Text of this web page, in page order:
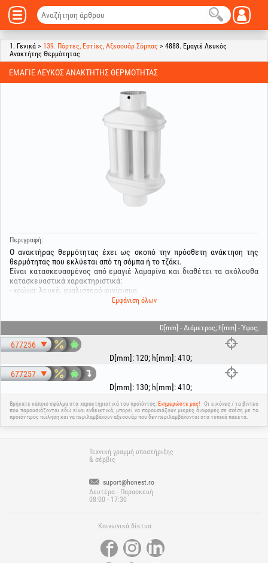
1. Γενικά > 139. Πόρτες, Εστίες, Αξεσουάρ Σόμπας > 4888. Εμαγιέ Λευκός
Ανακτήτης Θερμότητας
ΕΜΑΓΙΈ ΛΕΥΚΌΣ ΑΝΑΚΤΉΤΗΣ ΘΕΡΜΌΤΗΤΑΣ
Περιγραφή:
Ο ανακτήρας θερμότητας έχει ως σκοπό την πρόσθετη ανάκτηση της
θερμότητας που εκλύεται από τη σόμπα ή το τζάκι.
Είναι κατασκευασμένος από εμαγιέ λαμαρίνα και διαθέτει τα ακόλουθα
κατασκευαστικά χαρακτηριστικά:
- χρώμα: λευκό, γυαλιστερό φινίρισμα
- πάχος λαμαρίνας: 0.5 mm· Πάχος με σμάλτο: 0.6 mm
- ύψος σώματος: 410 mm
- Συνολικό ύψος: 540mm
Εμφάνιση όλων
D[mm] - Διάμετρος; h[mm] - Ύψος;
677256
D[mm]: 120; h[mm]:410;
677257
D[mm]: 130; h[mm]:410;
Βρήκατε κάποιο σφάλμα στα χαρακτηριστικά του προϊόντος;Ενημερώστε μας!
Οι εικόνες / τα βίντεο
που παρουσιάζονται εδώ είναι ενδεικτικά, μπορεί να παρουσιάζουν μικρές διαφορές σε σχέση με το
προϊόν προς πώληση και να περιλαμβάνουν αξεσουάρ που δεν περιλαμβάνονται στα τυπικά πακέτα.
Τεχνική γραμμή υποστήριξης
& σέρβις
suport@honest.ro
Δευτέρα - Παρασκευή
08:00 - 17:30
Κοινωνικά δίκτυα